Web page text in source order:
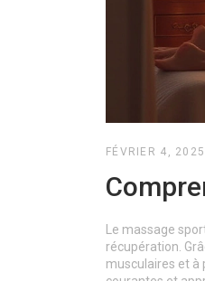
FÉVRIER 4, 2025
Le massage
récupération.
musculaires et à